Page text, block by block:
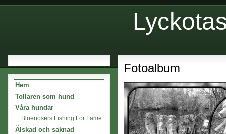
Hem
Tollaren som hund
Våra hundar
Bluenosers Fishing For Fame
Älskad och saknad
Fotoalbum